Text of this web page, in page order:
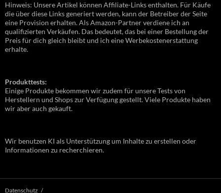
Hinweis: Unsere Artikel können Affiliate-Links enthalten. Für Käufe
die über diese Links generiert werden, kann der Betreiber der Seite
eine Provision erhalten. Als Amazon-Partner verdiene ich an
qualifizierten Verkäufen. Das bedeutet, das bei einer Bestellung der
Preis für dich gleich bleibt und ich eine Werbekostenerstattung
erhalte.
Produkttests:
Einige Produkte bekommen wir zudem für unsere Tests von
Herstellern und Shops zur Verfügung gestellt. Viele Produkte haben
wir aber auch gekauft.
Wir benutzen KI als Unterstützung um Inhalte zu erstellen oder
Informationen zu recherchieren.
Datenschutz